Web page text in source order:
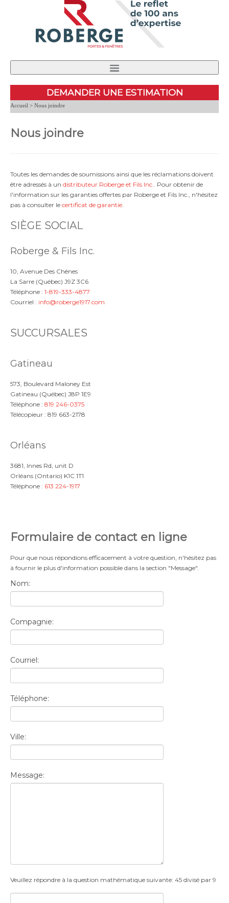
PRODUITS TROUVEZ UN DÉTAILLANT NOUVELLES
PERFORMANCE ET CERTIFICATION
DEMANDER UNE ESTIMATION
Accueil > Nous joindre
Nous joindre
Toutes les demandes de soumissions ainsi que les réclamations doivent
être adressés à un distributeur Roberge et Fils Inc.. Pour obtenir de
l'information sur les garanties offertes par Roberge et Fils Inc., n'hésitez
pas à consulter le certificat de garantie.
SIÈGE SOCIAL
Roberge & Fils Inc.
10, Avenue Des Chênes
La Sarre (Québec) J9Z 3C6
Téléphone : 1-819-333-4877
Courriel : info@roberge1917.com
SUCCURSALES
Gatineau
573, Boulevard Maloney Est
Gatineau (Québec) J8P 1E9
Téléphone : 819 246-0375
Télécopieur : 819 663-2178
Orléans
3681, Innes Rd, unit D
Orléans (Ontario) K1C 1T1
Téléphone : 613 224-1917
Formulaire de contact en ligne
Pour que nous répondions efficacement à votre question, n'hésitez pas
à fournir le plus d'information possible dans la section "Message".
Nom:
Compagnie:
Courriel:
Téléphone:
Ville:
Message:
Veuillez répondre à la question mathématique suivante: 45 divisé par 9